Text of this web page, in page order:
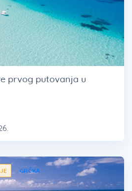
prvog putovanja u
GRČKA